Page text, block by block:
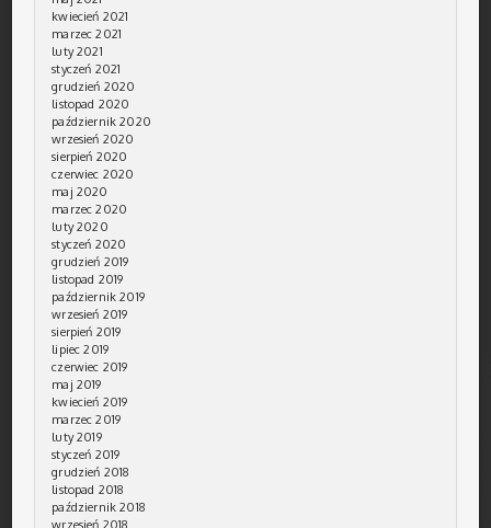
kwiecień 2021
marzec 2021
luty 2021
styczeń 2021
grudzień 2020
listopad 2020
październik 2020
wrzesień 2020
sierpień 2020
czerwiec 2020
maj 2020
marzec 2020
luty 2020
styczeń 2020
grudzień 2019
listopad 2019
październik 2019
wrzesień 2019
sierpień 2019
lipiec 2019
czerwiec 2019
maj 2019
kwiecień 2019
marzec 2019
luty 2019
styczeń 2019
grudzień 2018
listopad 2018
październik 2018
wrzesień 2018